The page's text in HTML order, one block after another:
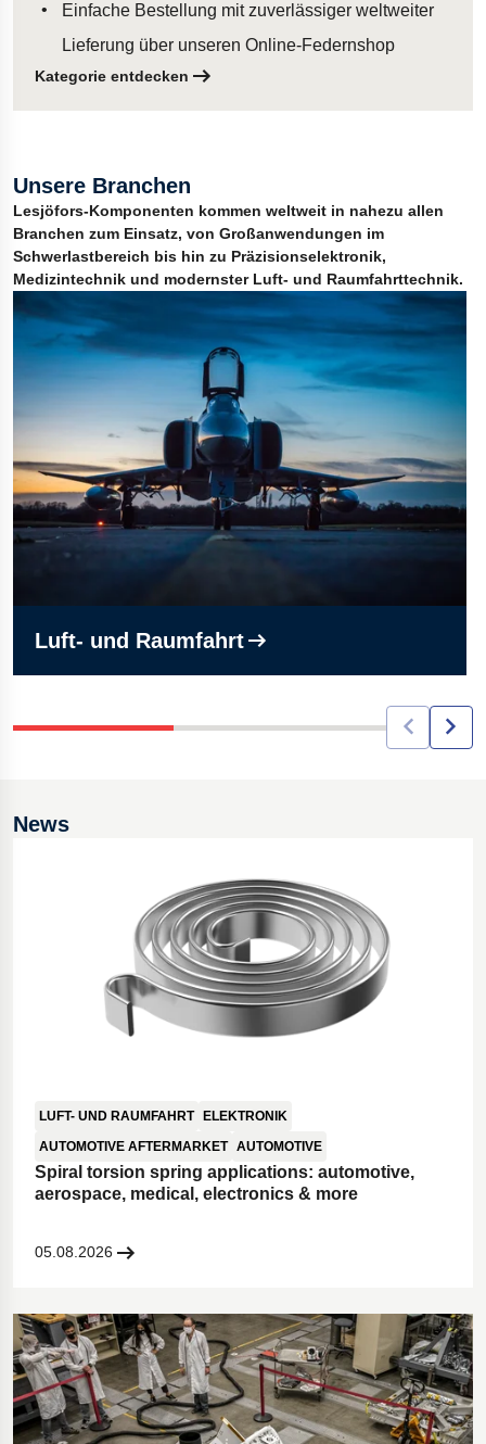
Einfache Bestellung mit zuverlässiger weltweiter
Lieferung über unseren Online-Federnshop
Kategorie entdecken
Unsere Branchen
Lesjöfors-Komponenten kommen weltweit in nahezu allen
Branchen zum Einsatz, von Großanwendungen im
Schwerlastbereich bis hin zu Präzisionselektronik,
Medizintechnik und modernster Luft- und Raumfahrttechnik.
Luft- und Raumfahrt
News
LUFT- UND RAUMFAHRT ELEKTRONIK
AUTOMOTIVE AFTERMARKET AUTOMOTIVE
Spiral torsion spring applications: automotive,
aerospace, medical, electronics & more
05.08.2026